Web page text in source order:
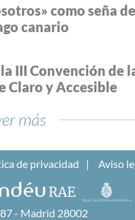
como seña de
canario
III Convención de
Claro y Accesible
más
de privacidad Aviso
- Madrid 28002